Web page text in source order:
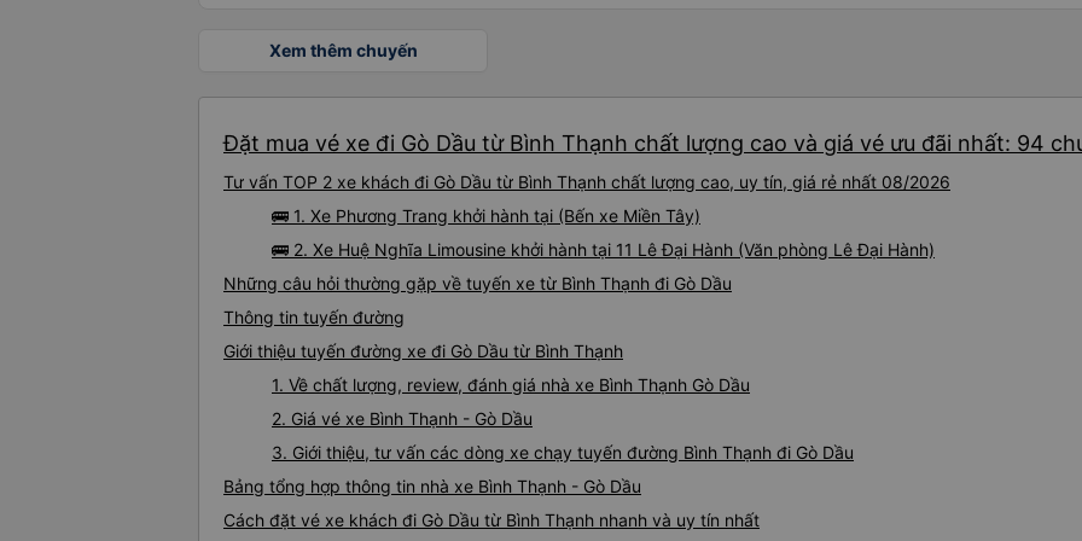
Xem thêm chuyến
Đặt mua vé xe đi Gò Dầu từ Bình Thạnh chất lượng cao và giá vé ưu đãi nhất: 94
Tư vấn TOP 2 xe khách đi Gò Dầu từ Bình Thạnh chất lượng cao, uy tín, giá rẻ nhất 08/2026
🚌 1. Xe Phương Trang khởi hành tại (Bến xe Miền Tây)
🚌 2. Xe Huệ Nghĩa Limousine khởi hành tại 11 Lê Đại Hành (Văn phòng Lê Đại Hành)
Những câu hỏi thường gặp về tuyến xe từ Bình Thạnh đi Gò Dầu
Thông tin tuyến đường
Giới thiệu tuyến đường xe đi Gò Dầu từ Bình Thạnh
1. Về chất lượng, review, đánh giá nhà xe Bình Thạnh Gò Dầu
2. Giá vé xe Bình Thạnh - Gò Dầu
3. Giới thiệu, tư vấn các dòng xe chạy tuyến đường Bình Thạnh đi Gò Dầu
Bảng tổng hợp thông tin nhà xe Bình Thạnh - Gò Dầu
Cách đặt vé xe khách đi Gò Dầu từ Bình Thạnh nhanh và uy tín nhất